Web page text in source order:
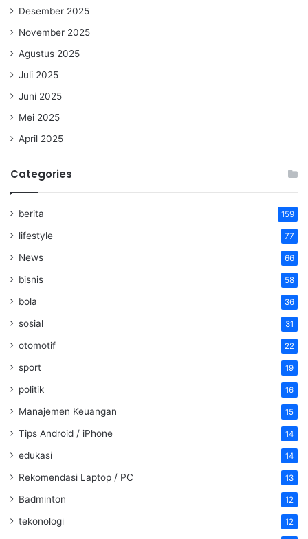
Desember 2025
November 2025
Agustus 2025
Juli 2025
Juni 2025
Mei 2025
April 2025
Categories
berita 159
lifestyle 77
News 66
bisnis 58
bola 36
sosial 31
otomotif 22
sport 19
politik 16
Manajemen Keuangan 15
Tips Android / iPhone 14
edukasi 14
Rekomendasi Laptop / PC 13
Badminton 12
tekonologi 12